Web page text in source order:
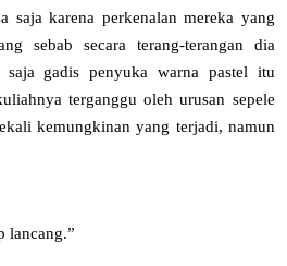
saja karena perkenalan mereka yang
sebab secara terang-terangan dia
gadis penyuka warna pastel itu
terganggu oleh urusan sepele
kemungkinan yang terjadi, namun
lancang.”